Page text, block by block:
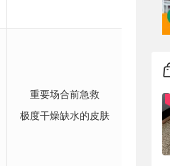
重要场合前急救
极度干燥缺水的皮肤